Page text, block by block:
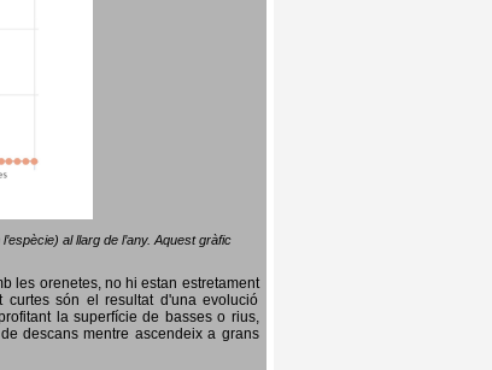
al llarg de l’any. Aquest gràfic
les orenetes, no hi estan estretament
són el resultat d'una evolució
la superfície de basses o rius,
descans mentre ascendeix a grans